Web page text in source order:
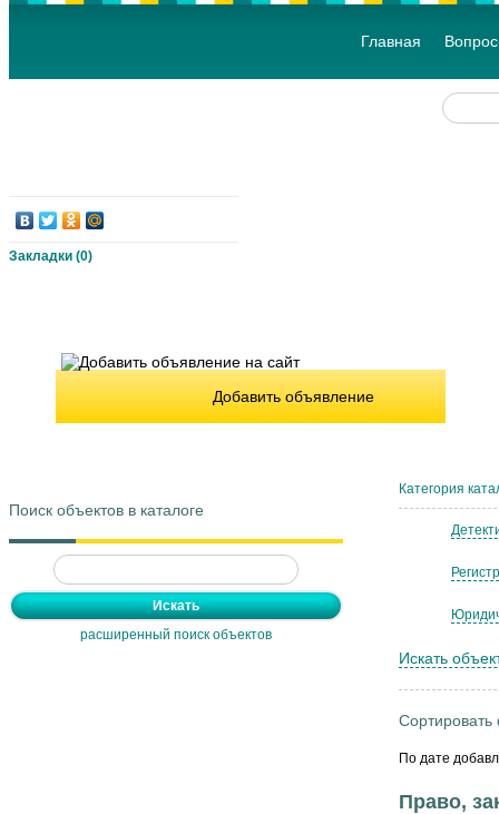
Главная
Закладки (0)
Добавить объявление
Поиск объектов в каталоге
расширенный поиск объектов
Категория
Искать
По дате
Право,